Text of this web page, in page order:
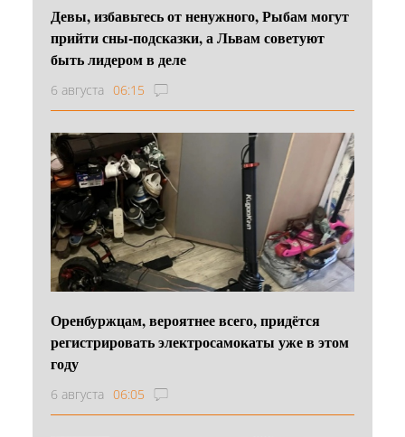
Девы, избавьтесь от ненужного, Рыбам могут
прийти сны-подсказки, а Львам советуют
быть лидером в деле
6 августа 06:15
Оренбуржцам, вероятнее всего, придётся
регистрировать электросамокаты уже в этом
году
6 августа 06:05